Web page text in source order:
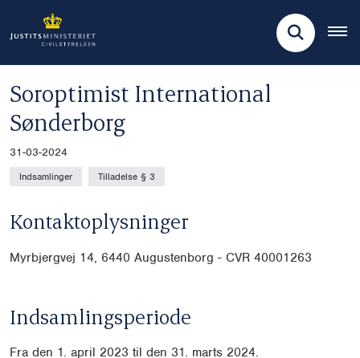
Soroptimist International
Sønderborg
31-03-2024
Indsamlinger Tilladelse § 3
Kontaktoplysninger
Myrbjergvej 14, 6440 Augustenborg - CVR 40001263
Indsamlingsperiode
Fra den 1. april 2023 til den 31. marts 2024.